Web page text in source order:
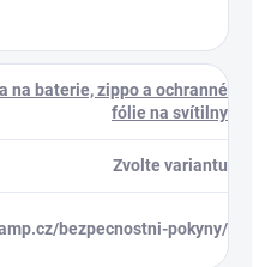
na baterie, zippo a ochranné
fólie na svítilny
Zvolte variantu
bezpecnostni-pokyny/